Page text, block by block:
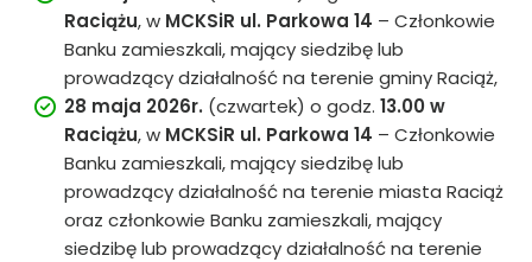
Raciążu, w MCKSiR ul. Parkowa 14 – Członkowie
Banku zamieszkali, mający siedzibę lub
prowadzący działalność na terenie gminy Raciąż,
28 maja 2026r. (czwartek) o godz.13.00 w
Raciążu, w MCKSiR ul. Parkowa 14 – Członkowie
Banku zamieszkali, mający siedzibę lub
prowadzący działalność na terenie miasta Raciąż
oraz członkowie Banku zamieszkali, mający
siedzibę lub prowadzący działalność na terenie